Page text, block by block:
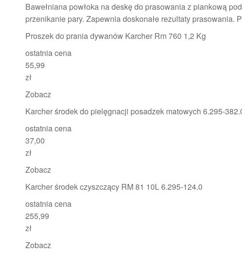
Bawełniana powłoka na deskę do prasowania z piankową
przenikanie pary. Zapewnia doskonałe rezultaty prasowania.
Proszek do prania dywanów Karcher Rm 760 1,2 Kg
ostatnia cena
55,99
zł
Zobacz
Karcher środek do pielęgnacji posadzek matowych 6.295-
ostatnia cena
37,00
zł
Zobacz
Karcher środek czyszczący RM 81 10L 6.295-124.0
ostatnia cena
255,99
zł
Zobacz